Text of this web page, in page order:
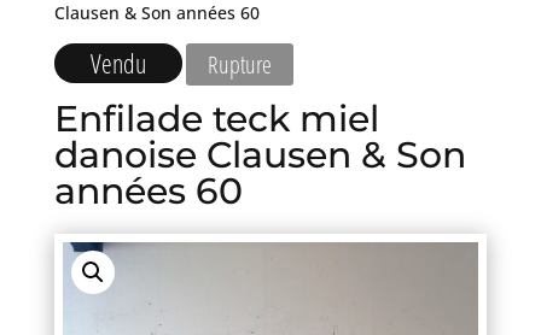
Clausen & Son années 60
Vendu Rupture
Enfilade teck miel
danoise Clausen & Son
années 60